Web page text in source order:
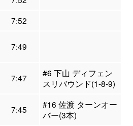
7:52
7:49
7:47
#6 下山 ディフェン
スリバウンド(1-8-9)
7:45
#16 佐渡 ターンオー
バー(3本)